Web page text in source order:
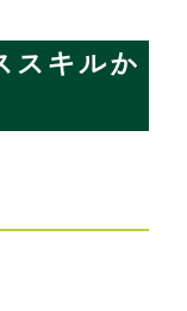
スキルか